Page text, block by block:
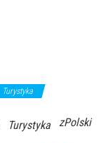
Turystyka
Turystyka zPolski